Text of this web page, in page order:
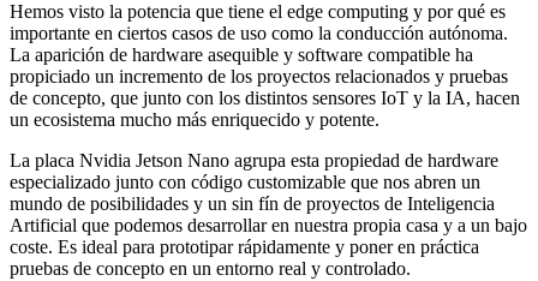
Hemos visto la potencia que tiene el edge computing y por qué es
importante en ciertos casos de uso como la conducción autónoma.
La aparición de hardware asequible y software compatible ha
propiciado un incremento de los proyectos relacionados y pruebas
de concepto, que junto con los distintos sensores IoT y la IA, hacen
un ecosistema mucho más enriquecido y potente.
La placa Nvidia Jetson Nano agrupa esta propiedad de hardware
especializado junto con código customizable que nos abren un
mundo de posibilidades y un sin fín de proyectos de Inteligencia
Artificial que podemos desarrollar en nuestra propia casa y a un bajo
coste. Es ideal para prototipar rápidamente y poner en práctica
pruebas de concepto en un entorno real y controlado.